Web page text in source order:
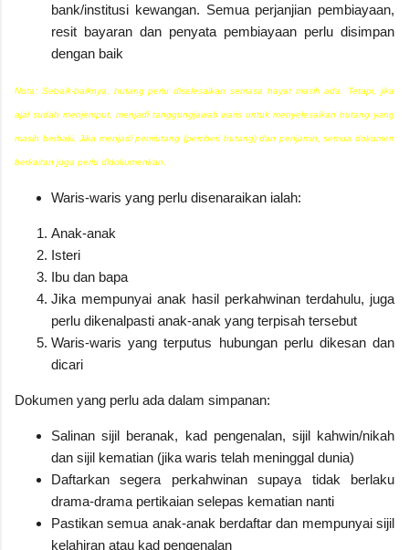
bank/institusi kewangan. Semua perjanjian pembiayaan,
resit bayaran dan penyata pembiayaan perlu disimpan
dengan baik
Nota: Sebaik-baiknya, hutang perlu diselesaikan semasa hayat masih ada. Tetapi, jika
ajal sudah menjemput, menjadi tanggungjawab waris untuk menyelesaikan hutang yang
masih berbaki. Jika menjadi pemiutang (pemberi hutang) dan penjamin, semua dokumen
berkaitan juga perlu didokumenkan.
Waris-waris yang perlu disenaraikan ialah:
Anak-anak
Isteri
Ibu dan bapa
Jika mempunyai anak hasil perkahwinan terdahulu, juga
perlu dikenalpasti anak-anak yang terpisah tersebut
Waris-waris yang terputus hubungan perlu dikesan dan
dicari
Dokumen yang perlu ada dalam simpanan:
Salinan sijil beranak, kad pengenalan, sijil kahwin/nikah
dan sijil kematian (jika waris telah meninggal dunia)
Daftarkan segera perkahwinan supaya tidak berlaku
drama-drama pertikaian selepas kematian nanti
Pastikan semua anak-anak berdaftar dan mempunyai sijil
kelahiran atau kad pengenalan